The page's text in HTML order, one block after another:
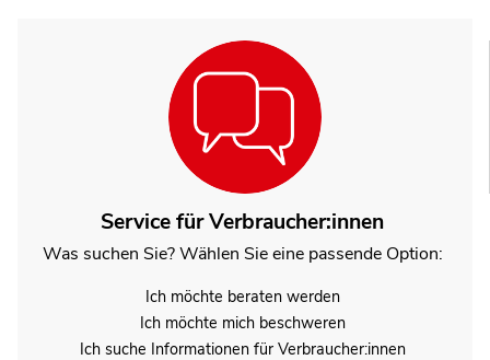
Service für Verbraucher:innen
Was suchen Sie? Wählen Sie eine passende Option:
Ich möchte beraten werden
Ich möchte mich beschweren
Ich suche Informationen für Verbraucher:innen